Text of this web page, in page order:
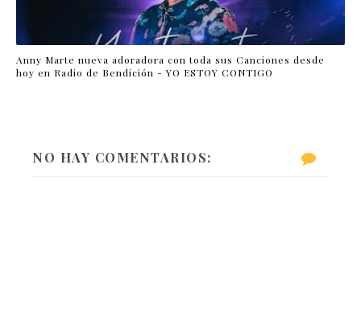
Anny Marte nueva adoradora con toda sus Canciones desde
hoy en Radio de Bendición - YO ESTOY CONTIGO
NO HAY COMENTARIOS: